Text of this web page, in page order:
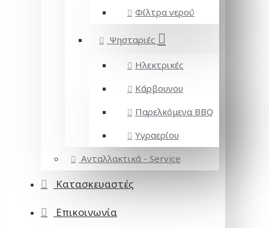
Φίλτρα νερού
Ψησταριές
Ηλεκτρικές
Κάρβουνου
Παρελκόμενα BBQ
Υγραερίου
Ανταλλακτικά - Service
Κατασκευαστές
Επικοινωνία